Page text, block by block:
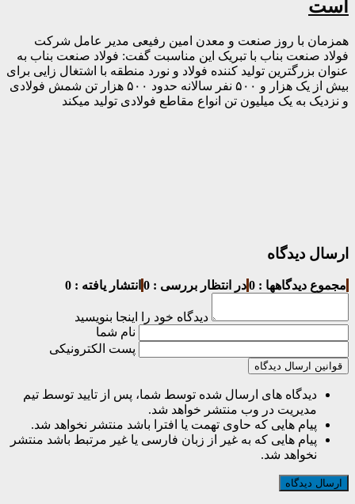
است
همزمان با روز صنعت و معدن امین رفیعی مدیر عامل شرکت
فولاد صنعت بناب با تبریک این مناسبت گفت: فولاد صنعت بناب به
عنوان بزرگترین تولید کننده فولاد و نورد منطقه با اشتغال زایی برای
بیش از یک هزار و ۵۰۰ نفر سالانه حدود ۵۰۰ هزار تن شمش فولادی
و نزدیک به یک میلیون تن انواع مقاطع فولادی تولید میکند
ارسال دیدگاه
مجموع دیدگاهها : 0 در انتظار بررسی : 0 انتشار یافته : 0
دیدگاه خود را اینجا بنویسید
نام شما
پست الکترونیکی
قوانین ارسال دیدگاه
دیدگاه های ارسال شده توسط شما، پس از تایید توسط تیم
مدیریت در وب منتشر خواهد شد.
پیام هایی که حاوی تهمت یا افترا باشد منتشر نخواهد شد.
پیام هایی که به غیر از زبان فارسی یا غیر مرتبط باشد منتشر
نخواهد شد.